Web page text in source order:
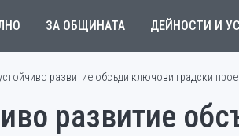
ЗА ОБЩИНАТА ДЕЙНОСТИ И
развитие обсъди ключови градски
развитие